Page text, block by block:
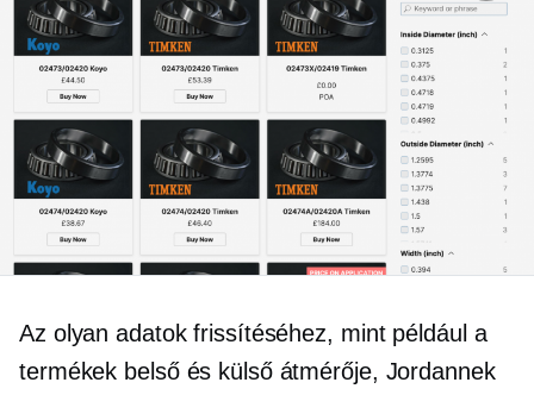
Az olyan adatok frissítéséhez, mint például a
termékek belső és külső átmérője, Jordannek